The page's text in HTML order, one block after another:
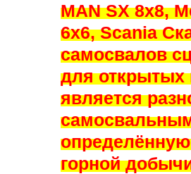
MAN SX 8x8,
6x6, Scania
самосвалов
для открытых
является
горной